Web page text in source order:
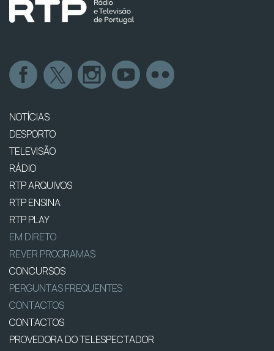
NOTÍCIAS
DESPORTO
TELEVISÃO
RÁDIO
RTP ARQUIVOS
RTP ENSINA
RTP PLAY
EM DIRETO
REVER PROGRAMAS
CONCURSOS
PERGUNTAS FREQUENTES
CONTACTOS
CONTACTOS
PROVEDORA DO TELESPECTADOR